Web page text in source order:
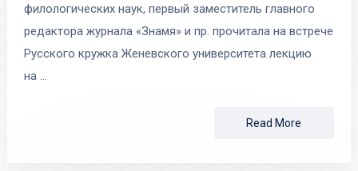
филологических наук, первый заместитель главного
редактора журнала «Знамя» и пр. прочитала на встрече
Русского кружка Женевского университета лекцию
на …
Read More